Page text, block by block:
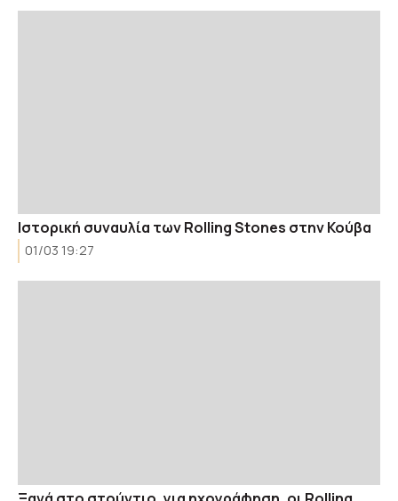
Ιστορική συναυλία των Rolling Stones στην Κούβα
01/03 19:27